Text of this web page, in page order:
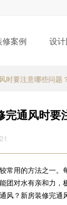
修案例 设
时要注意哪些问题？
通风时要
常用的方法之一
对水有亲和力
风？新房装修完通